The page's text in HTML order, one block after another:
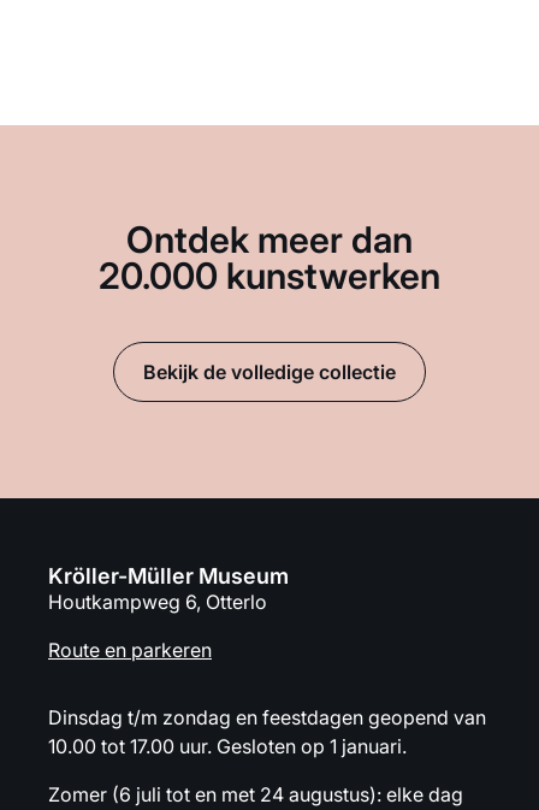
Ontdek meer dan
20.000 kunstwerken
Bekijk de volledige collectie
Kröller-Müller Museum
Houtkampweg 6, Otterlo
Route en parkeren
Dinsdag t/m zondag en feestdagen geopend van
10.00 tot 17.00 uur. Gesloten op 1 januari.
Zomer (6 juli tot en met 24 augustus): elke dag